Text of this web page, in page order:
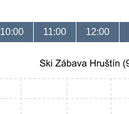
10:00 11:00 12:00